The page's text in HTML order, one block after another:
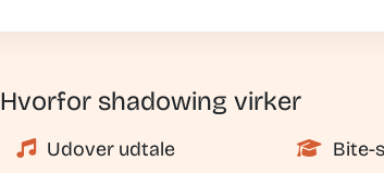
Hvorfor shadowing virker
Udover udtale Bite-